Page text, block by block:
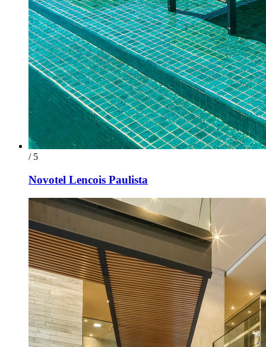
/ 5
Novotel Lencois Paulista